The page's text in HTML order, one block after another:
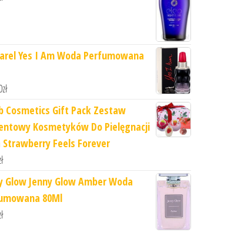
Yes I Am Woda Perfumowana
zł
Cosmetics Gift Pack Zestaw
Kosmetyków Do Pielęgnacji
Strawberry Feels Forever
Glow Jenny Glow Amber Woda
80Ml